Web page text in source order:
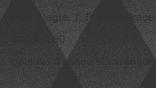
Rua Alegre, 1, Praia de
60060-280